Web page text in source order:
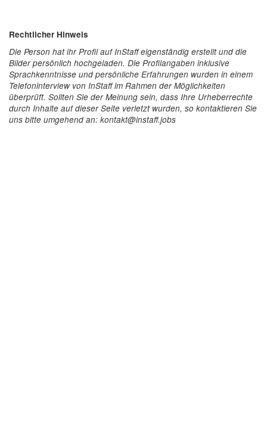
Rechtlicher Hinweis
Die Person hat ihr Profil auf InStaff eigenständig erstellt und die
Bilder persönlich hochgeladen. Die Profilangaben inklusive
Sprachkenntnisse und persönliche Erfahrungen wurden in einem
Telefoninterview von InStaff im Rahmen der Möglichkeiten
überprüft. Sollten Sie der Meinung sein, dass Ihre Urheberrechte
durch Inhalte auf dieser Seite verletzt wurden, so kontaktieren Sie
uns bitte umgehend an: kontakt@instaff.jobs